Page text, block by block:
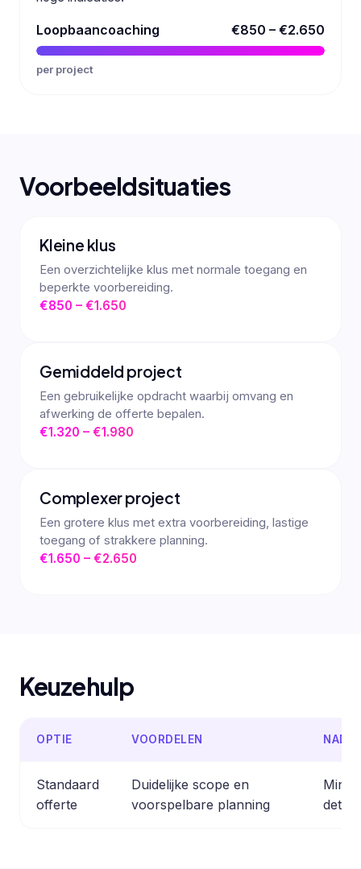
Loopbaancoaching €850 – €2.650
per project
Voorbeeldsituaties
Kleine klus
Een overzichtelijke klus met normale toegang en
beperkte voorbereiding.
€850 – €1.650
Gemiddeld project
Een gebruikelijke opdracht waarbij omvang en
afwerking de offerte bepalen.
€1.320 – €1.980
Complexer project
Een grotere klus met extra voorbereiding, lastige
toegang of strakkere planning.
€1.650 – €2.650
Keuzehulp
OPTIE VOORDELEN
Standaard
offerte
Duidelijke scope en
voorspelbare planning